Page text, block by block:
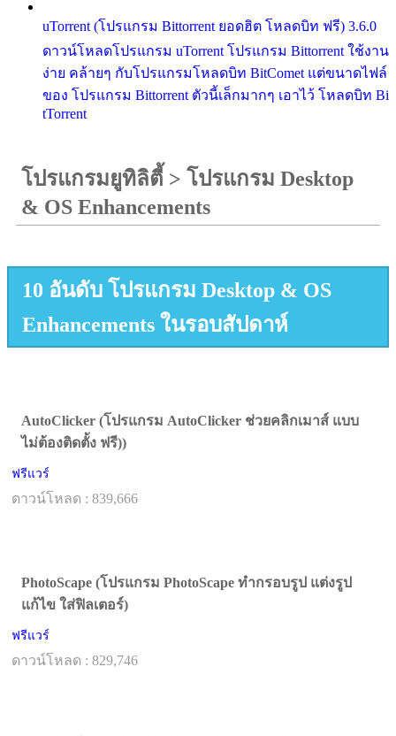
uTorrent (โปรแกรม Bittorrent ยอดฮิต โหลดบิท ฟรี) 3.6.0
ดาวน์โหลดโปรแกรม uTorrent โปรแกรม Bittorrent ใช้งาน
ง่าย คล้ายๆ กับโปรแกรมโหลดบิท BitComet แต่ขนาดไฟล์
ของ โปรแกรม Bittorrent ตัวนี้เล็กมากๆ เอาไว้ โหลดบิท Bi
tTorrent
โปรแกรมยูทิลิตี้ > โปรแกรม Desktop
& OS Enhancements
10 อันดับ โปรแกรม Desktop & OS
Enhancements ในรอบสัปดาห์
AutoClicker (โปรแกรม AutoClicker ช่วยคลิกเมาส์ แบบ
ไม่ต้องติดตั้ง ฟรี))
ฟรีแวร์
ดาวน์โหลด : 839,666
PhotoScape (โปรแกรม PhotoScape ทำกรอบรูป แต่งรูป
แก้ไข ใส่ฟิลเตอร์)
ฟรีแวร์
ดาวน์โหลด : 829,746